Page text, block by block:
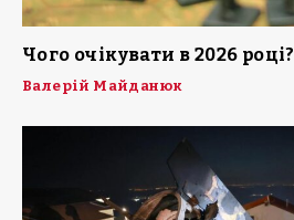
Чого очікувати в 2026 році?
Валерій Майданюк